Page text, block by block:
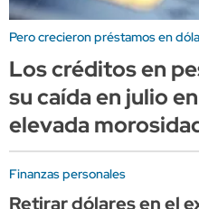
Pero crecieron préstamos en
Los créditos en
su caída en julio
elevada
Finanzas personales
Retirar dólares en el